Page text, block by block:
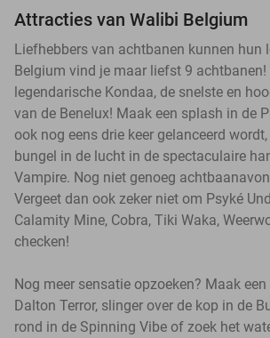
Attracties van Walibi Belgium
Liefhebbers van achtbanen kunnen hun
Belgium vind je maar liefst 9 achtbanen!
legendarische Kondaa, de snelste en
van de Benelux! Maak een splash in de
ook nog eens drie keer gelanceerd
bungel in de lucht in de spectaculaire
Vampire. Nog niet genoeg
Vergeet dan ook zeker niet om Psyké
Calamity Mine, Cobra, Tiki Waka,
checken!
Nog meer sensatie opzoeken? Maak
Dalton Terror, slinger over de kop in de
rond in de Spinning Vibe of zoek het